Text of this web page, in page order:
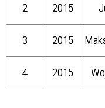
2
2015
3
2015
4
2015